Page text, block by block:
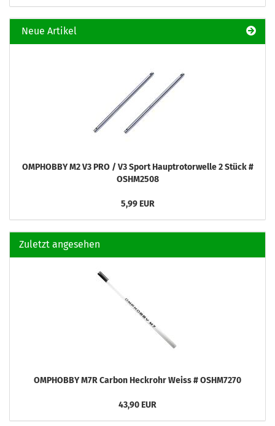
Neue Artikel
OMPHOBBY M2 V3 PRO / V3 Sport Hauptrotorwelle 2 Stück #
OSHM2508
5,99 EUR
Zuletzt angesehen
OMPHOBBY M7R Carbon Heckrohr Weiss # OSHM7270
43,90 EUR